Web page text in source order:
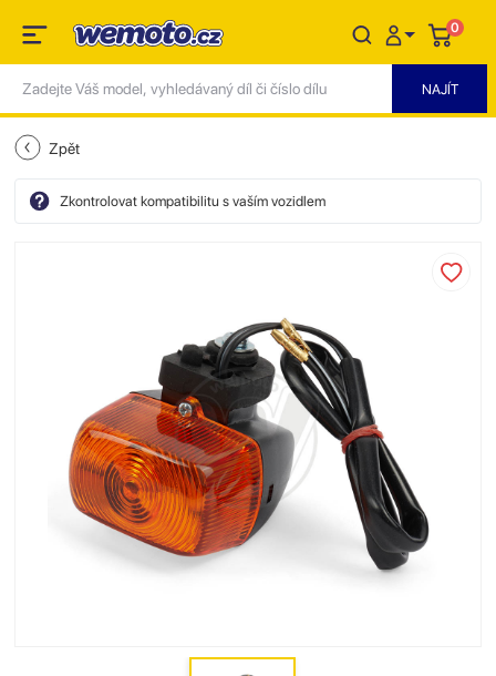
0
Zpět
Zkontrolovat kompatibilitu s vaším vozidlem